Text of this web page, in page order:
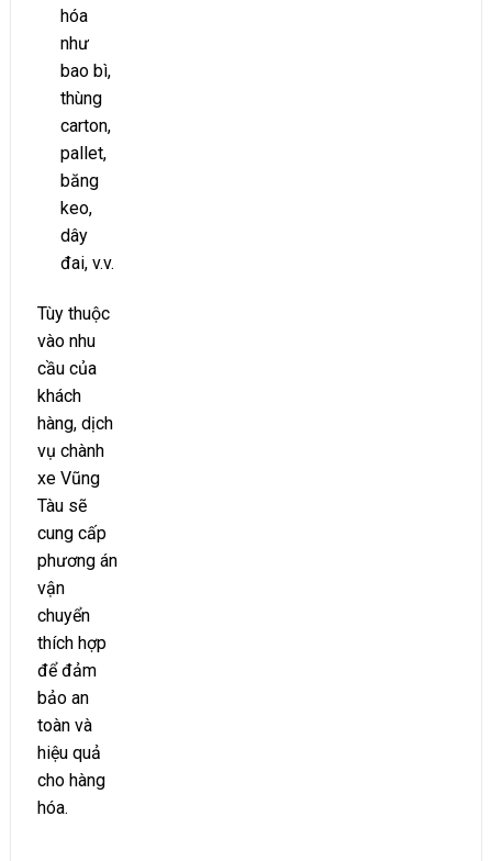
hóa
như
bao bì,
thùng
carton,
pallet,
băng
keo,
dây
đai, v.v.
Tùy thuộc
vào nhu
cầu của
khách
hàng, dịch
vụ chành
xe Vũng
Tàu sẽ
cung cấp
phương án
vận
chuyển
thích hợp
để đảm
bảo an
toàn và
hiệu quả
cho hàng
hóa.